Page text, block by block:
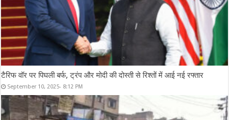
टैरिफ वॉर पर पिघली बर्फ, ट्रंप और मोदी की दोस्ती से रिश्तों में आई नई रफ्तार
September 10, 2025- 8:12 PM